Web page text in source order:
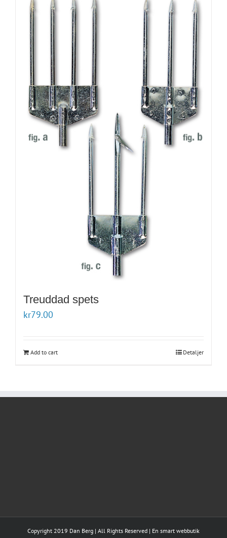
Treuddad spets
kr79.00
Add to cart Detaljer
Copyright 2019 Dan Berg | All Rights Reserved | En smart webbutik